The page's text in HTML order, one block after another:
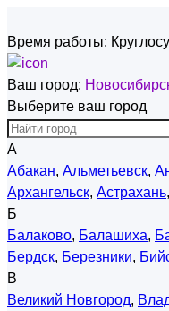
Время работы:
Ваш город:
Выберите ваш город
А
Абакан, Альметьевск,
Архангельск, Астрахань,
Б
Балаково, Балашиха,
Бердск, Березники,
В
Великий Новгород,